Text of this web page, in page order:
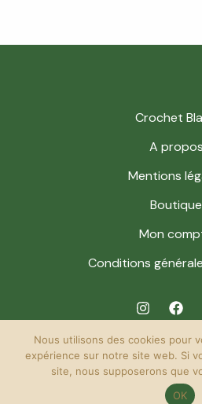
Crochet
A propos
Mentions
Boutique
Mon
Conditions
© 2026 Crochet Blanc.
Nous utilisons des cookies pour
expérience sur notre site web. Si
site, nous supposerons que
OK